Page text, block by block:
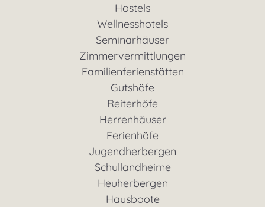
Hostels
Wellnesshotels
Seminarhäuser
Zimmervermittlungen
Familienferienstätten
Gutshöfe
Reiterhöfe
Herrenhäuser
Ferienhöfe
Jugendherbergen
Schullandheime
Heuherbergen
Hausboote